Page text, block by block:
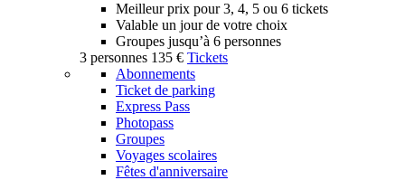
Meilleur prix pour 3, 4, 5 ou 6 tickets
Valable un jour de votre choix
Groupes jusqu’à 6 personnes
3 personnes 135 € Tickets
Abonnements
Ticket de parking
Express Pass
Photopass
Groupes
Voyages scolaires
Fêtes d'anniversaire